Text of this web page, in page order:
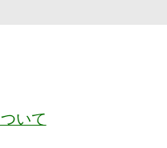
いて